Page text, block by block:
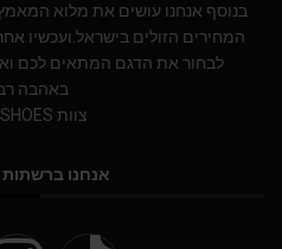
בנוסף אנחנו עושים את מלוא
המחירים הזולים בישראל.ועכשיו
לבחור את הדגם המתאים לכם
באהבה
צוות BESTIESHOES
אנחנו